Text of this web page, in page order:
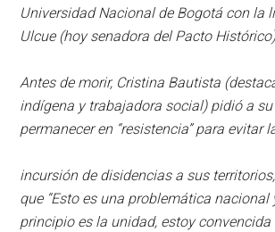
Universidad Nacional de Bogotá con la
Ulcue (hoy senadora del Pacto
Antes de morir, Cristina Bautista
indígena y trabajadora social) pidió a
permanecer en “resistencia” para evitar
incursión de disidencias a sus
que “Esto es una problemática
principio es la unidad, estoy